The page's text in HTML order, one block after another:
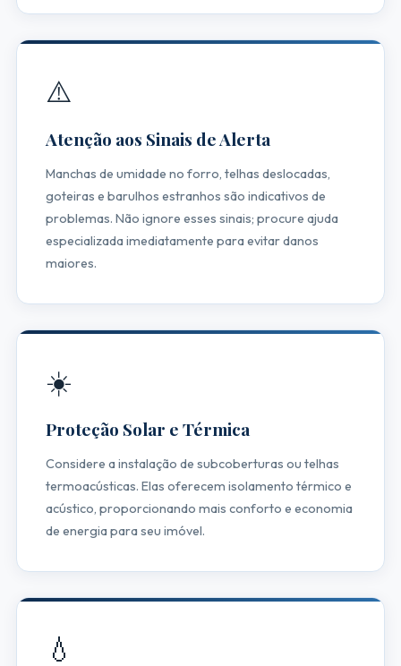
⚠️
Atenção aos Sinais de Alerta
Manchas de umidade no forro, telhas deslocadas,
goteiras e barulhos estranhos são indicativos de
problemas. Não ignore esses sinais; procure ajuda
especializada imediatamente para evitar danos
maiores.
☀️
Proteção Solar e Térmica
Considere a instalação de subcoberturas ou telhas
termoacústicas. Elas oferecem isolamento térmico e
acústico, proporcionando mais conforto e economia
de energia para seu imóvel.
💧